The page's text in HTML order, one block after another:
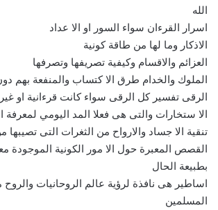
الله
اسرار القرءان سواء السور او الا عداد
الاذكار وما لها من طاقة كونية
العزائم والاقسام وكيفية تصريفها وتصرفها
الملوك والخدام طرق الا كتساب والمنفعة بهم
الرقى تفسير كل الرقى سواء كانت قرءانية او
الا ستخارات والتى هى فعلا المد اليومي لمعرفة
تنقية الا جساد والارواح من الثغرات التى
القصص المعبرة حول الا مور الكونية الموجودة
بطبيعة الحال
اساطير هى نافذة لرؤية عالم الروحانيات
المسلمين